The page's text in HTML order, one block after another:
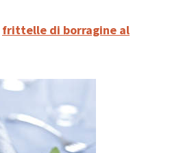
frittelle di borragine al